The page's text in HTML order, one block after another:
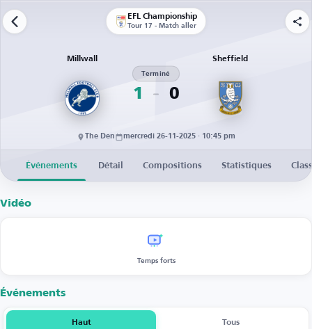
EFL Championship
Tour 17 - Match aller
Millwall
1
Terminé
0
Sheffield
The Den mercredi 26-11-2025 · 10:45 pm
Événements Détail Compositions Statistiques
Vidéo
Temps forts
Événements
Haut Tous